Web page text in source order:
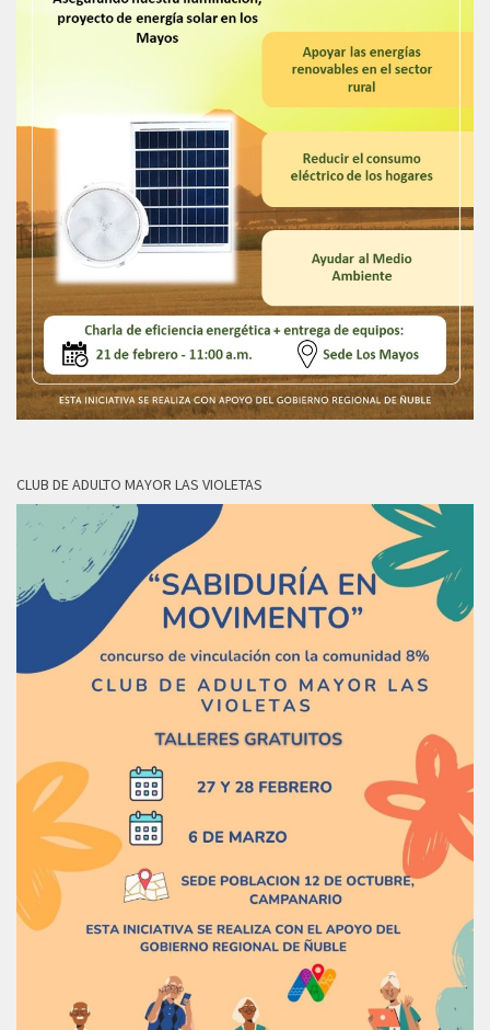
CLUB DE ADULTO MAYOR LAS VIOLETAS